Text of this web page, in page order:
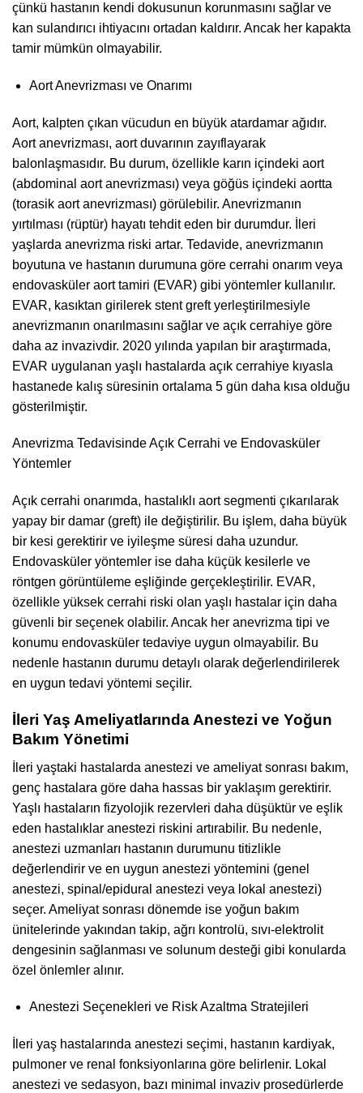
çünkü hastanın kendi dokusunun korunmasını sağlar ve
kan sulandırıcı ihtiyacını ortadan kaldırır. Ancak her kapakta
tamir mümkün olmayabilir.
Aort Anevrizması ve Onarımı
Aort, kalpten çıkan vücudun en büyük atardamar ağıdır.
Aort anevrizması, aort duvarının zayıflayarak
balonlaşmasıdır. Bu durum, özellikle karın içindeki aort
(abdominal aort anevrizması) veya göğüs içindeki aortta
(torasik aort anevrizması) görülebilir. Anevrizmanın
yırtılması (rüptür) hayatı tehdit eden bir durumdur. İleri
yaşlarda anevrizma riski artar. Tedavide, anevrizmanın
boyutuna ve hastanın durumuna göre cerrahi onarım veya
endovasküler aort tamiri (EVAR) gibi yöntemler kullanılır.
EVAR, kasıktan girilerek stent greft yerleştirilmesiyle
anevrizmanın onarılmasını sağlar ve açık cerrahiye göre
daha az invazivdir. 2020 yılında yapılan bir araştırmada,
EVAR uygulanan yaşlı hastalarda açık cerrahiye kıyasla
hastanede kalış süresinin ortalama 5 gün daha kısa olduğu
gösterilmiştir.
Anevrizma Tedavisinde Açık Cerrahi ve Endovasküler
Yöntemler
Açık cerrahi onarımda, hastalıklı aort segmenti çıkarılarak
yapay bir damar (greft) ile değiştirilir. Bu işlem, daha büyük
bir kesi gerektirir ve iyileşme süresi daha uzundur.
Endovasküler yöntemler ise daha küçük kesilerle ve
röntgen görüntüleme eşliğinde gerçekleştirilir. EVAR,
özellikle yüksek cerrahi riski olan yaşlı hastalar için daha
güvenli bir seçenek olabilir. Ancak her anevrizma tipi ve
konumu endovasküler tedaviye uygun olmayabilir. Bu
nedenle hastanın durumu detaylı olarak değerlendirilerek
en uygun tedavi yöntemi seçilir.
İleri Yaş Ameliyatlarında Anestezi ve Yoğun
Bakım Yönetimi
İleri yaştaki hastalarda anestezi ve ameliyat sonrası bakım,
genç hastalara göre daha hassas bir yaklaşım gerektirir.
Yaşlı hastaların fizyolojik rezervleri daha düşüktür ve eşlik
eden hastalıklar anestezi riskini artırabilir. Bu nedenle,
anestezi uzmanları hastanın durumunu titizlikle
değerlendirir ve en uygun anestezi yöntemini (genel
anestezi, spinal/epidural anestezi veya lokal anestezi)
seçer. Ameliyat sonrası dönemde ise yoğun bakım
ünitelerinde yakından takip, ağrı kontrolü, sıvı-elektrolit
dengesinin sağlanması ve solunum desteği gibi konularda
özel önlemler alınır.
Anestezi Seçenekleri ve Risk Azaltma Stratejileri
İleri yaş hastalarında anestezi seçimi, hastanın kardiyak,
pulmoner ve renal fonksiyonlarına göre belirlenir. Lokal
anestezi ve sedasyon, bazı minimal invaziv prosedürlerde